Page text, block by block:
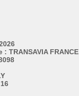
TRANSAVIA FRANCE